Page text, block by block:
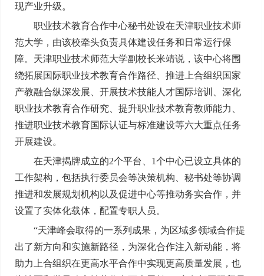
现产业升级。
职业技术教育合作中心秘书处设在天津职业技术师
范大学，由该校牵头负责具体建设任务和日常运行保
障。天津职业技术师范大学副校长米靖说，该中心将围
绕拓展国际职业技术教育合作路径、推进上合组织国家
产教融合纵深发展、开展技术技能人才国际培训、深化
职业技术教育合作研究、提升职业技术教育教师能力、
推进职业技术教育国际认证与标准建设等六大重点任务
开展建设。
在天津揭牌成立的2个平台、1个中心已设立具体的
工作架构，包括执行委员会等决策机构、秘书处等协调
推进和发展规划机构以及促进中心等推动务实合作，并
设置了实体化载体，配置专职人员。
“天津峰会取得的一系列成果，为区域多领域合作提
出了新方向和实施新路径，为深化合作注入新动能，将
助力上合组织在更高水平合作中实现更高质量发展，也